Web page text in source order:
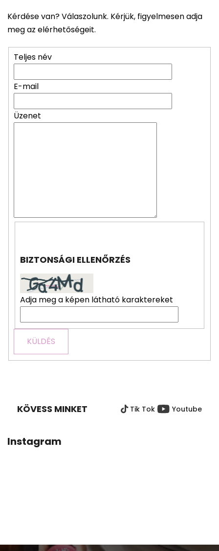
Kérdése van? Válaszolunk. Kérjük, figyelmesen adja
meg az elérhetőségeit.
Teljes név
E-mail
Üzenet
BIZTONSÁGI ELLENŐRZÉS
Adja meg a képen látható karaktereket
KÜLDÉS
KÖVESS MINKET Tik Tok Youtube
Instagram